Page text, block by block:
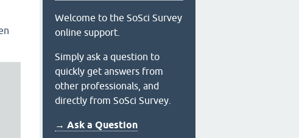
Welcome to the SoSci Survey
online support.
Simply ask a question to
quickly get answers from
other professionals, and
directly from SoSci Survey.
→ Ask a Question